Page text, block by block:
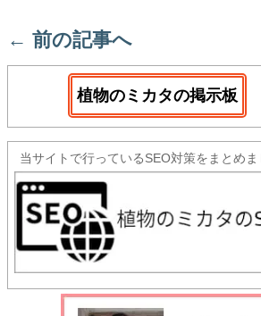
← 前の記事へ
植物のミカタの掲示板
当サイトで行っているSEO対策をまとめま